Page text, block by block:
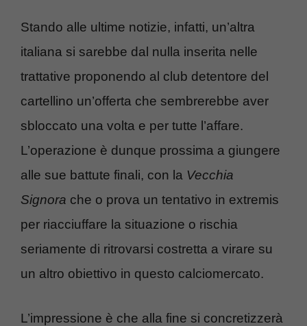
Stando alle ultime notizie, infatti, un’altra
italiana si sarebbe dal nulla inserita nelle
trattative proponendo al club detentore del
cartellino un’offerta che sembrerebbe aver
sbloccato una volta e per tutte l’affare.
L’operazione è dunque prossima a giungere
alle sue battute finali, con la Vecchia
Signora che o prova un tentativo in extremis
per riacciuffare la situazione o rischia
seriamente di ritrovarsi costretta a virare su
un altro obiettivo in questo calciomercato.
L’impressione è che alla fine si concretizzerà